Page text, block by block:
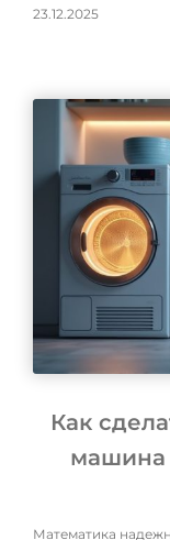
23.12.2025
Как
машина
Математика